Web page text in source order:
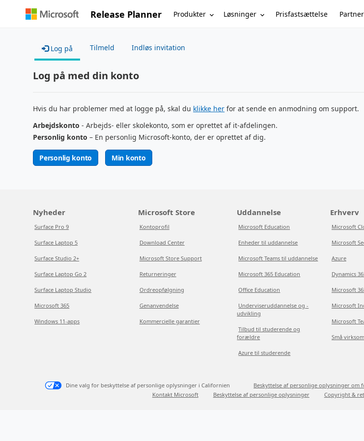
Release Planner Produkter Løsninger Prisfastsættelse
Log på Tilmeld Indløs invitation
Log på med din konto
Hvis du har problemer med at logge på, skal du klikke her for at sende en anmodning om support.
Arbejdskonto - Arbejds- eller skolekonto, som er oprettet af it-afdelingen.
Personlig konto – En personlig Microsoft-konto, der er oprettet af dig.
Personlig konto Min konto
Nyheder
Surface Pro 9
Surface Laptop 5
Surface Studio 2+
Surface Laptop Go 2
Surface Laptop Studio
Microsoft 365
Windows 11-apps
Microsoft Store
Kontoprofil
Download Center
Microsoft Store Support
Returneringer
Ordreopfølgning
Genanvendelse
Kommercielle garantier
Uddannelse
Microsoft Education
Enheder til uddannelse
Microsoft Teams til uddannelse
Microsoft 365 Education
Office Education
Underviseruddannelse og -
udvikling
Tilbud til studerende og
forældre
Azure til studerende
Erhverv
Microsoft
Microsoft
Azure
Dynamics
Microsoft
Microsoft
Microsoft
Små
Dine valg for beskyttelse af personlige oplysninger i Californien
Beskyttelse af personlige oplysninger om
Kontakt Microsoft
Beskyttelse af personlige oplysninger Copyright &